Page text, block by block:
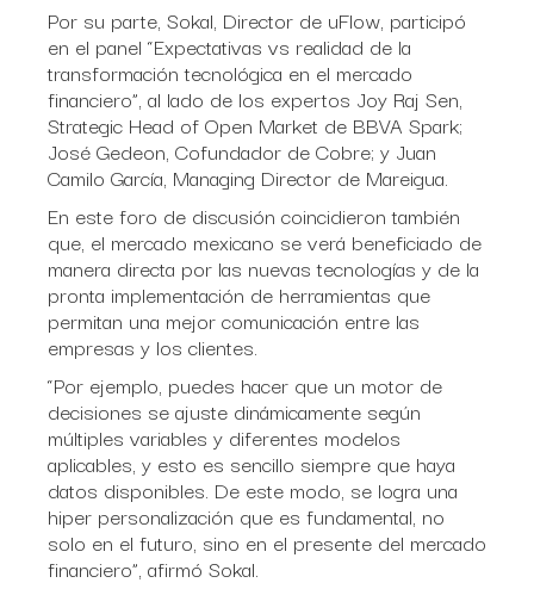
Por su parte, Sokal, Director de uFlow, participó
en el panel “Expectativas vs realidad de la
transformación tecnológica en el mercado
financiero”, al lado de los expertos Joy Raj Sen,
Strategic Head of Open Market de BBVA Spark;
José Gedeon, Cofundador de Cobre; y Juan
Camilo García, Managing Director de Mareigua.
En este foro de discusión coincidieron también
que, el mercado mexicano se verá beneficiado de
manera directa por las nuevas tecnologías y de la
pronta implementación de herramientas que
permitan una mejor comunicación entre las
empresas y los clientes.
“Por ejemplo, puedes hacer que un motor de
decisiones se ajuste dinámicamente según
múltiples variables y diferentes modelos
aplicables, y esto es sencillo siempre que haya
datos disponibles. De este modo, se logra una
hiper personalización que es fundamental, no
solo en el futuro, sino en el presente del mercado
financiero”, afirmó Sokal.